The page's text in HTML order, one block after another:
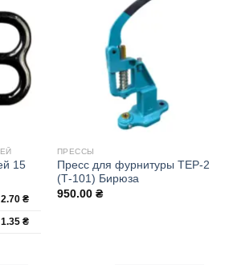
15
2.70 ₴
1.35 ₴
ПРЕССЫ
Пресс для фурнитуры ТЕР-2
(Т-101) Бирюза
950.00 ₴